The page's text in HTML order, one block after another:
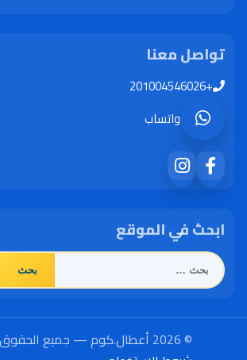
تواصل معنا
+201004546026
واتساب
ابحث في الموقع
البحث
عن:
© 2026 أعطال.كوم — جميع الحقوق محفوظة.